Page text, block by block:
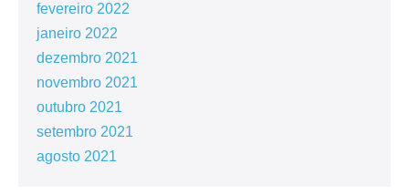
fevereiro 2022
janeiro 2022
dezembro 2021
novembro 2021
outubro 2021
setembro 2021
agosto 2021